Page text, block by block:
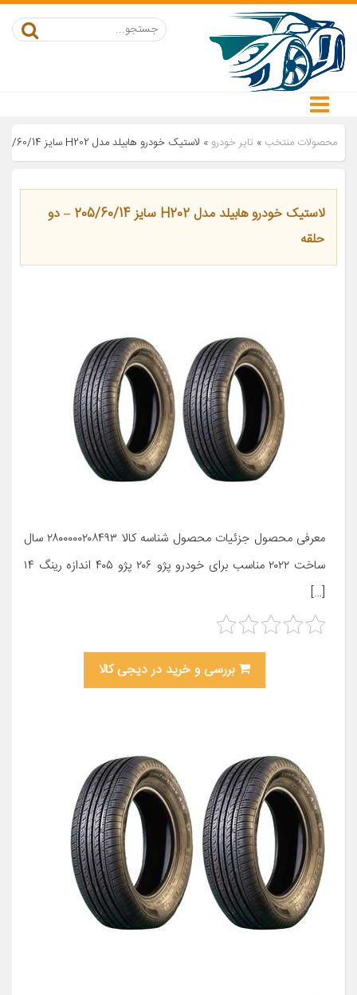
محصولات منتخب » تایر خودرو » لاستیک خودرو هابیلد مدل H202 سایز 205/60/14 – دو حلقه
لاستیک خودرو هابیلد مدل H202 سایز 205/60/14 – دو
حلقه
معرفی محصول جزئیات محصول شناسه کالا ۲۸۰۰۰۰۰۲۰۸۴۹۳ سال
ساخت ۲۰۲۲ مناسب برای خودرو پژو ۲۰۶ پژو ۴۰۵ اندازه رینگ ۱۴
[…]
بررسی و خرید در دیجی کالا